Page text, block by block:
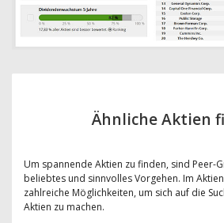
Ähnliche Aktien
Um spannende Aktien zu finden, sind Peer-
beliebtes und sinnvolles Vorgehen. Im
zahlreiche Möglichkeiten, um sich auf die
Aktien zu machen.